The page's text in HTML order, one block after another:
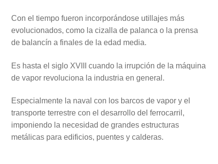
Con el tiempo fueron incorporándose utillajes más
evolucionados, como la cizalla de palanca o la prensa
de balancín a finales de la edad media.
Es hasta el siglo XVIII cuando la irrupción de la máquina
de vapor revoluciona la industria en general.
Especialmente la naval con los barcos de vapor y el
transporte terrestre con el desarrollo del ferrocarril,
imponiendo la necesidad de grandes estructuras
metálicas para edificios, puentes y calderas.